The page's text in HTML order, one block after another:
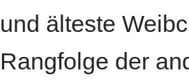
und älteste
Rangfolge der